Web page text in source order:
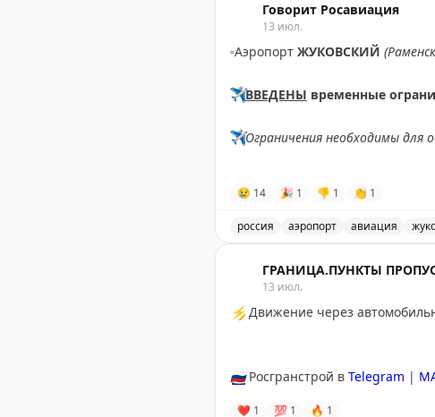
Говорит Росавиация
13 июл.
▫️Аэропорт ЖУКОВСКИЙ
✈️ВВЕДЕНЫ временные
✈️Ограничения необходимы для
😢 14 🎉 1 👎 1 👏 1
россия аэропорт авиация
ГРАНИЦА.ПУНКТЫ
13 июл.
⚡ Движение через
🇷🇺Росгранстрой в Telegram |
❤ 1 💯 1 🔥 1